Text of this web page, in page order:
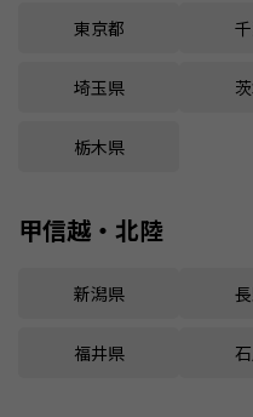
東京都
埼玉県
栃木県
甲信越・北陸
新潟県
福井県